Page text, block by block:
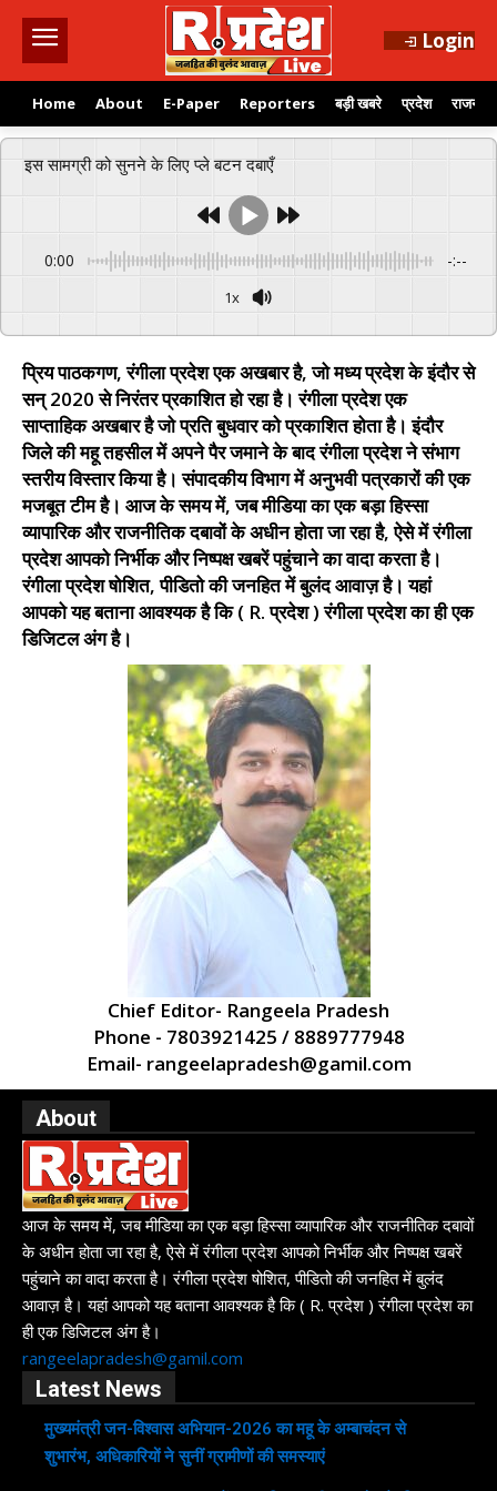
Login
Home About E-Paper Reporters बड़ी खबरे प्रदेश राजनीति
इस सामग्री को सुनने के लिए प्ले बटन दबाएँ
0:00 -:--
1x
प्रिय पाठकगण, रंगीला प्रदेश एक अखबार है, जो मध्य प्रदेश के इंदौर से
सन् 2020 से निरंतर प्रकाशित हो रहा है। रंगीला प्रदेश एक
साप्ताहिक अखबार है जो प्रति बुधवार को प्रकाशित होता है। इंदौर
जिले की महू तहसील में अपने पैर जमाने के बाद रंगीला प्रदेश ने संभाग
स्तरीय विस्तार किया है। संपादकीय विभाग में अनुभवी पत्रकारों की एक
मजबूत टीम है। आज के समय में, जब मीडिया का एक बड़ा हिस्सा
व्यापारिक और राजनीतिक दबावों के अधीन होता जा रहा है, ऐसे में रंगीला
प्रदेश आपको निर्भीक और निष्पक्ष खबरें पहुंचाने का वादा करता है।
रंगीला प्रदेश षोशित, पीडितो की जनहित में बुलंद आवाज़ है। यहां
आपको यह बताना आवश्यक है कि ( R. प्रदेश ) रंगीला प्रदेश का ही एक
डिजिटल अंग है।
Chief Editor- Rangeela Pradesh
Phone - 7803921425 / 8889777948
Email- rangeelapradesh@gamil.com
About
आज के समय में, जब मीडिया का एक बड़ा हिस्सा व्यापारिक और राजनीतिक दबावों
के अधीन होता जा रहा है, ऐसे में रंगीला प्रदेश आपको निर्भीक और निष्पक्ष खबरें
पहुंचाने का वादा करता है। रंगीला प्रदेश षोशित, पीडितो की जनहित में बुलंद
आवाज़ है। यहां आपको यह बताना आवश्यक है कि ( R. प्रदेश ) रंगीला प्रदेश का
ही एक डिजिटल अंग है।
rangeelapradesh@gamil.com
Latest News
मुख्यमंत्री जन-विश्वास अभियान-2026 का महू के अम्बाचंदन से
शुभारंभ, अधिकारियों ने सुनीं ग्रामीणों की समस्याएं